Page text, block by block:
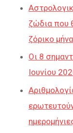
ζώδια που
ζόρικο μήνα
Οι 8
Ιουνίου